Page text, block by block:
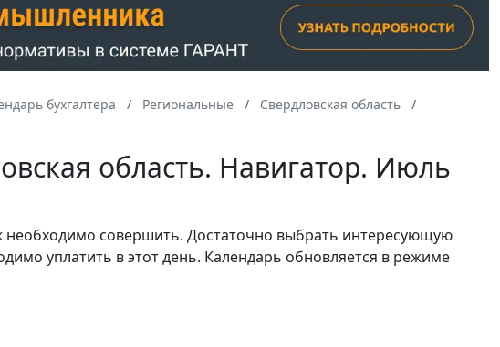
бухгалтера Региональные
Свердловская область
область. Навигатор. Июль
необходимо совершить. Достаточно выбрать интересующую
уплатить в этот день. Календарь обновляется в режиме